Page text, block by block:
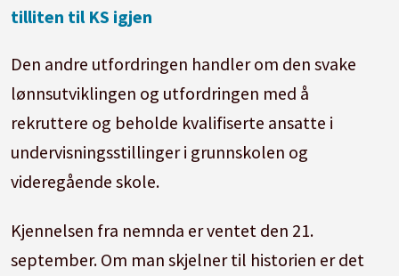
tilliten til KS igjen
Den andre utfordringen handler om den svake
lønnsutviklingen og utfordringen med å
rekruttere og beholde kvalifiserte ansatte i
undervisningsstillinger i grunnskolen og
videregående skole.
Kjennelsen fra nemnda er ventet den 21.
september. Om man skjelner til historien er det